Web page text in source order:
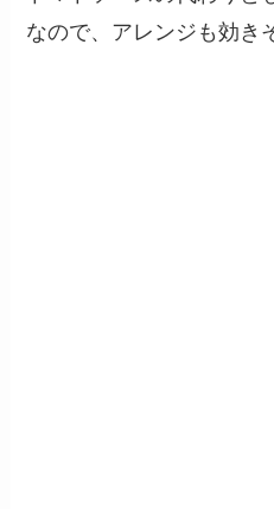
なので、アレンジも効き